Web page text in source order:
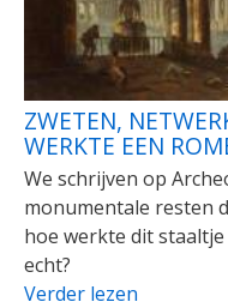
ZWETEN,
WERKTE EEN
We schrijven op
monumentale resten
hoe werkte dit
echt?
Verder lezen